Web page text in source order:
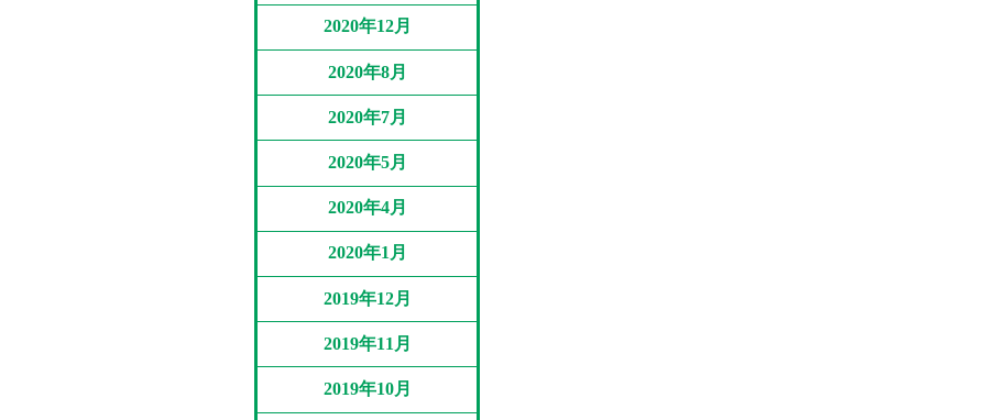
2020年12月
2020年8月
2020年7月
2020年5月
2020年4月
2020年1月
2019年12月
2019年11月
2019年10月